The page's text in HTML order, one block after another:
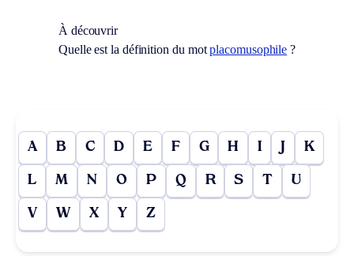
À découvrir
Quelle est la définition du motplacomusophile ?
A B C D E F G H I J K
L M N O P Q R S T U
V W X Y Z